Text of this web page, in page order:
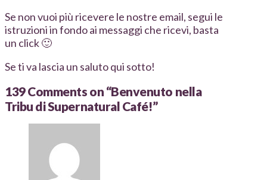
Se non vuoi più ricevere le nostre email, segui le
istruzioni in fondo ai messaggi che ricevi, basta
un click 🙂
Se ti va lascia un saluto qui sotto!
139 Comments on “Benvenuto nella
Tribu di Supernatural Café!”